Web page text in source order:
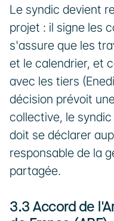
Le syndic devient
projet : il signe les
s'assure que les
et le calendrier, et
avec les tiers
décision prévoit
collective, le
doit se déclarer
responsable de la
partagée.
3.3 Accord de